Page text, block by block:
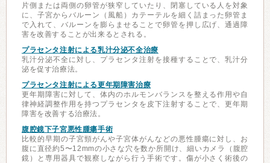
片側または両側の卵管が狭窄していたり、閉塞している人を対象
に、子宮からバルーン（風船）カテーテルを細く詰まった卵管ま
で入れて、バルーンを膨らませることで卵管を押し広げ、通過障
害を改善することが出来るとされる。
プラセンタ注射による乳汁分泌不全治療
乳汁分泌不全に対し、プラセンタ注射を接種することで、乳汁分
泌を促す治療法。
プラセンタ注射による更年期障害治療
更年期障害に対して、体内のホルモンバランスを整える作用や自
律神経調整作用を持つプラセンタを皮下注射することで、更年期
障害を改善する治療法。
腹腔鏡下子宮悪性腫瘍手術
比較的早期の子宮頸がんや子宮体がんなどの悪性腫瘍に対し、お
腹に直径約5〜12mmの小さな穴を数か所開け、細いカメラ（腹腔
鏡）と専用器具で観察しながら行う手術です。傷が小さく術後の